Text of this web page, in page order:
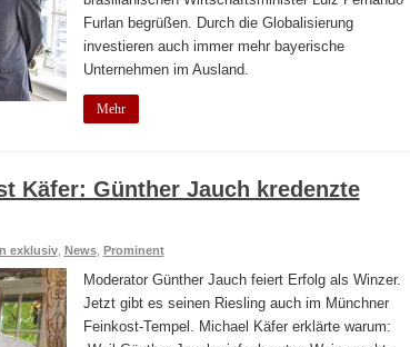
Furlan begrüßen. Durch die Globalisierung
investieren auch immer mehr bayerische
Unternehmen im Ausland.
Mehr
Käfer: Günther Jauch kredenzte
exklusiv, News, Prominent
Moderator Günther Jauch feiert Erfolg als Winzer.
Jetzt gibt es seinen Riesling auch im Münchner
Feinkost-Tempel. Michael Käfer erklärte warum: